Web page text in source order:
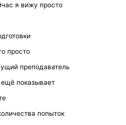
я вижу просто
просто
преподаватель
ещё показывает
попыток